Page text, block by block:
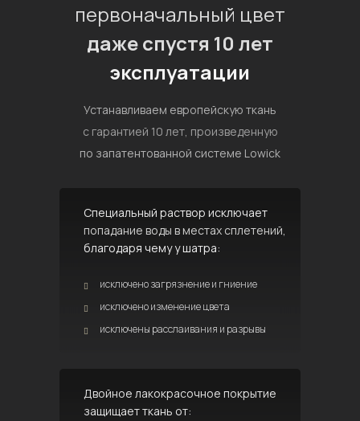
первоначальный цвет
даже спустя 10 лет
эксплуатации
Устанавливаем европейскую ткань
с гарантией 10 лет, произведенную
по запатентованной системе Lowick
Специальный раствор исключает
попадание воды в местах сплетений,
благодаря чему у шатра:
исключено загрязнение и гниение
исключено изменение цвета
исключены расслаивания и разрывы
Двойное лакокрасочное покрытие
защищает ткань от: